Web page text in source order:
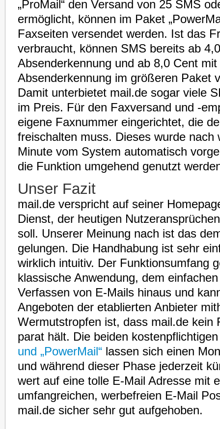
„ProMail“ den Versand von 25 SMS
ermöglicht, können im Paket
Faxseiten versendet werden. Ist das
verbraucht, können SMS bereits ab
Absenderkennung und ab 8,0 Cent mit
Absenderkennung im größeren Paket
Damit unterbietet mail.de sogar viele
im Preis. Für den Faxversand und -
eigene Faxnummer eingerichtet, die
freischalten muss. Dieses wurde nach
Minute vom System automatisch
die Funktion umgehend genutzt
Unser Fazit
mail.de verspricht auf seiner
Dienst, der heutigen
soll. Unserer Meinung nach ist das
gelungen. Die Handhabung ist sehr
wirklich intuitiv. Der Funktionsumfang
klassische Anwendung, dem
Verfassen von E-Mails hinaus und
Angeboten der etablierten Anbieter
Wermutstropfen ist, dass mail.de kein
parat hält. Die beiden
und „PowerMail“ lassen sich einen
und während dieser Phase jederzeit
wert auf eine tolle E-Mail Adresse mit
umfangreichen, werbefreien E-Mail
mail.de sicher sehr gut aufgehoben.